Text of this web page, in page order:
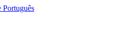
Português